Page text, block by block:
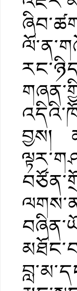
བྱས།